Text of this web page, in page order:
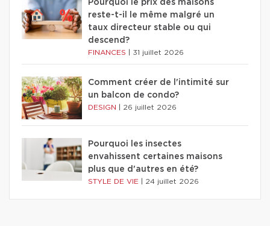
Pourquoi le prix des maisons
reste-t-il le même malgré un
taux directeur stable ou qui
descend?
FINANCES 31 juillet 2026
Comment créer de l'intimité sur
un balcon de condo?
DESIGN 26 juillet 2026
Pourquoi les insectes
envahissent certaines maisons
plus que d'autres en été?
STYLE DE VIE 24 juillet 2026